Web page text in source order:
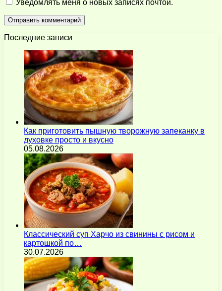
Уведомлять меня о новых записях почтой.
Последние записи
Как приготовить пышную творожную запеканку в
духовке просто и вкусно
05.08.2026
Классический суп Харчо из свинины с рисом и
картошкой по…
30.07.2026